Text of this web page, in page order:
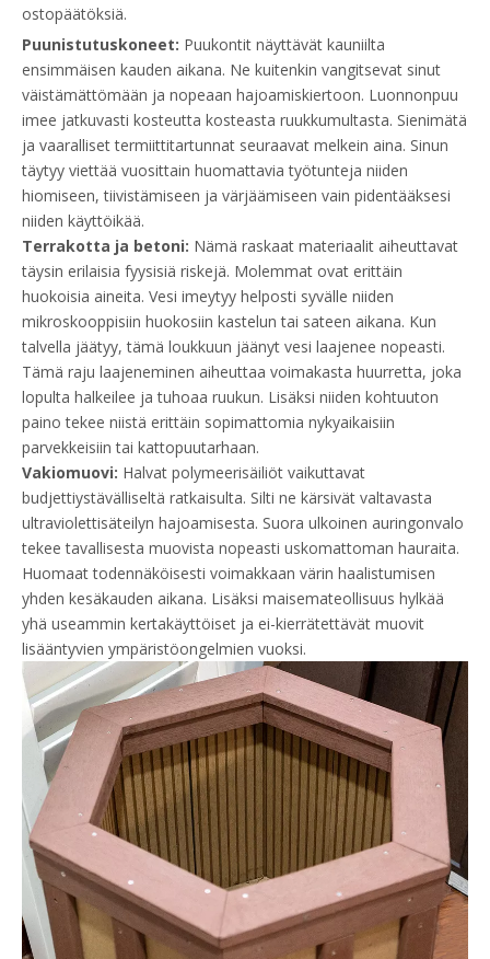
ostopäätöksiä.
Puunistutuskoneet: Puukontit näyttävät kauniilta
ensimmäisen kauden aikana. Ne kuitenkin vangitsevat sinut
väistämättömään ja nopeaan hajoamiskiertoon. Luonnonpuu
imee jatkuvasti kosteutta kosteasta ruukkumultasta. Sienimätä
ja vaaralliset termiittitartunnat seuraavat melkein aina. Sinun
täytyy viettää vuosittain huomattavia työtunteja niiden
hiomiseen, tiivistämiseen ja värjäämiseen vain pidentääksesi
niiden käyttöikää.
Terrakotta ja betoni: Nämä raskaat materiaalit aiheuttavat
täysin erilaisia ​​fyysisiä riskejä. Molemmat ovat erittäin
huokoisia aineita. Vesi imeytyy helposti syvälle niiden
mikroskooppisiin huokosiin kastelun tai sateen aikana. Kun
talvella jäätyy, tämä loukkuun jäänyt vesi laajenee nopeasti.
Tämä raju laajeneminen aiheuttaa voimakasta huurretta, joka
lopulta halkeilee ja tuhoaa ruukun. Lisäksi niiden kohtuuton
paino tekee niistä erittäin sopimattomia nykyaikaisiin
parvekkeisiin tai kattopuutarhaan.
Vakiomuovi: Halvat polymeerisäiliöt vaikuttavat
budjettiystävälliseltä ratkaisulta. Silti ne kärsivät valtavasta
ultraviolettisäteilyn hajoamisesta. Suora ulkoinen auringonvalo
tekee tavallisesta muovista nopeasti uskomattoman hauraita.
Huomaat todennäköisesti voimakkaan värin haalistumisen
yhden kesäkauden aikana. Lisäksi maisemateollisuus hylkää
yhä useammin kertakäyttöiset ja ei-kierrätettävät muovit
lisääntyvien ympäristöongelmien vuoksi.